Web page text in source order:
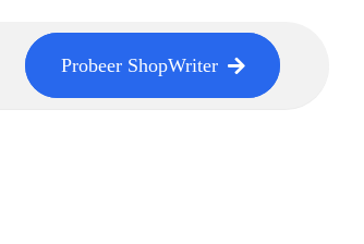
Probeer ShopWriter